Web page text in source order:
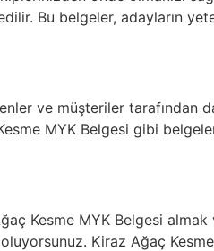
Bu belgeler, adayların
ve müşteriler tarafından
MYK Belgesi gibi
Kesme MYK Belgesi
Kiraz Ağaç